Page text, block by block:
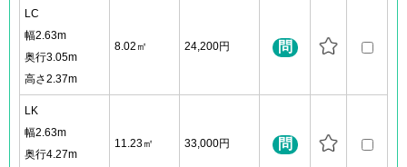
LC
幅2.63m
奥行3.05m
高さ2.37m
8.02㎡ 24,200円 問
LK
幅2.63m
奥行4.27m
11.23㎡ 33,000円 問